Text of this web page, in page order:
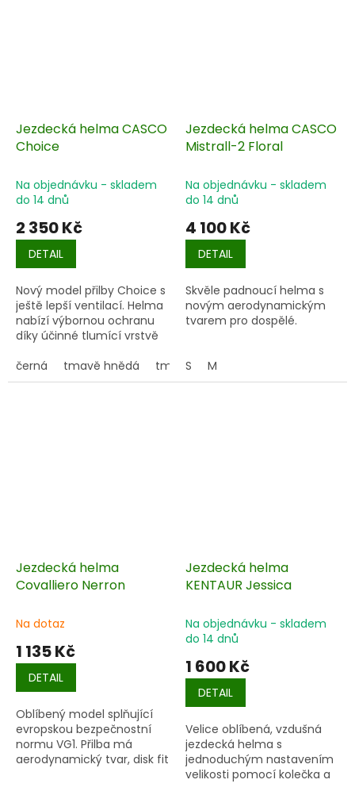
Jezdecká helma CASCO
Choice
Na objednávku - skladem
do 14 dnů
2 350 Kč
DETAIL
Nový model přilby Choice s
ještě lepší ventilací. Helma
nabízí výbornou ochranu
díky účinné tlumící vrstvě
skořepině a zvýšené
ochraně zadní partie.
černá tmavě hnědá tmavě modrá
Jezdecká helma CASCO
Mistrall-2 Floral
Na objednávku - skladem
do 14 dnů
4 100 Kč
DETAIL
Skvěle padnoucí helma s
novým aerodynamickým
tvarem pro dospělé.
S M
Jezdecká helma
Covalliero Nerron
Na dotaz
1 135 Kč
DETAIL
Oblíbený model splňující
evropskou bezpečnostní
normu VG1. Přilba má
aerodynamický tvar, disk fit
Jezdecká helma
KENTAUR Jessica
Na objednávku - skladem
do 14 dnů
1 600 Kč
DETAIL
Velice oblíbená, vzdušná
jezdecká helma s
jednoduchým nastavením
velikosti pomocí kolečka a